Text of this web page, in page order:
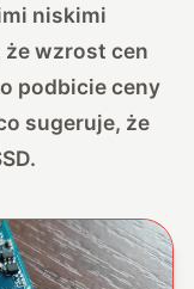
niskimi
że wzrost cen
podbicie ceny
sugeruje, że